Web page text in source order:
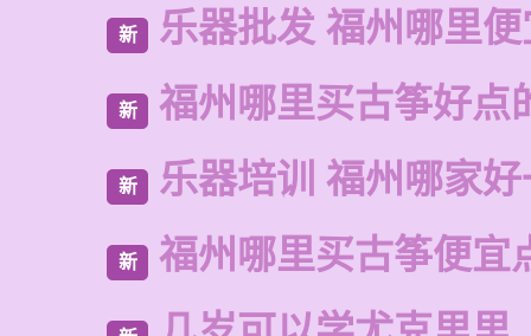
新 乐器批发 福州哪里
新 福州哪里买古筝好点
新 乐器培训 福州哪家
新 福州哪里买古筝便宜